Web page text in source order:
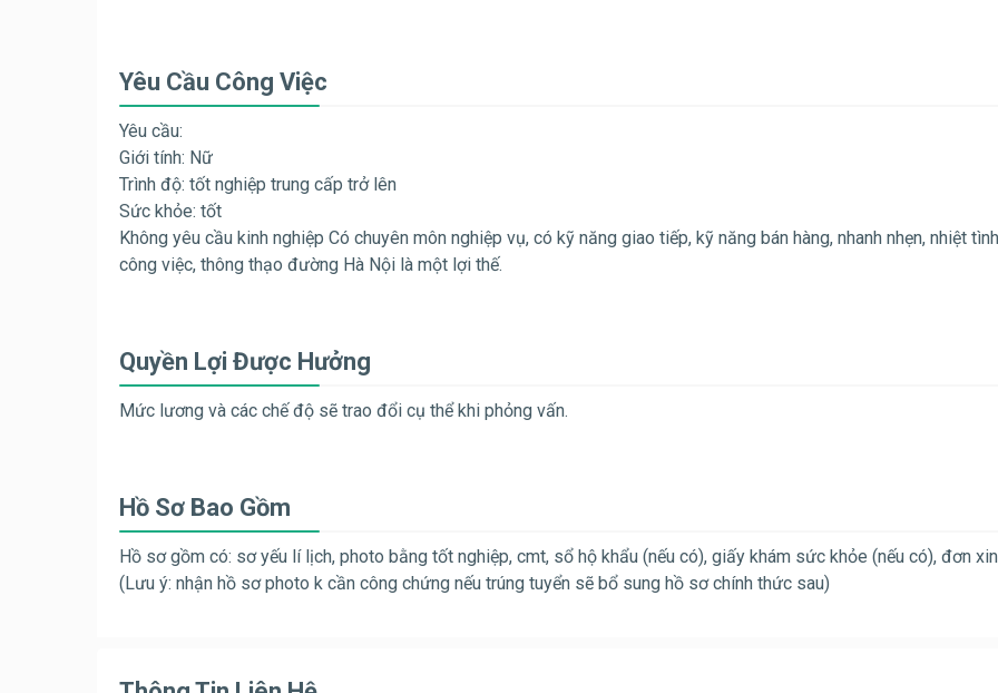
Yêu Cầu Công Việc
Yêu cầu:
Giới tính: Nữ
Trình độ: tốt nghiệp trung cấp trở lên
Sức khỏe: tốt
Không yêu cầu kinh nghiệp Có chuyên môn nghiệp vụ, có kỹ năng giao tiếp, kỹ năng bán hàng, nhanh nhẹn, nhiệt
công việc, thông thạo đường Hà Nội là một lợi thế.
Quyền Lợi Được Hưởng
Mức lương và các chế độ sẽ trao đổi cụ thể khi phỏng vấn.
Hồ Sơ Bao Gồm
Hồ sơ gồm có: sơ yếu lí lịch, photo bằng tốt nghiệp, cmt, sổ hộ khẩu (nếu có), giấy khám sức khỏe (nếu có), đơn
(Lưu ý: nhận hồ sơ photo k cần công chứng nếu trúng tuyển sẽ bổ sung hồ sơ chính thức sau)